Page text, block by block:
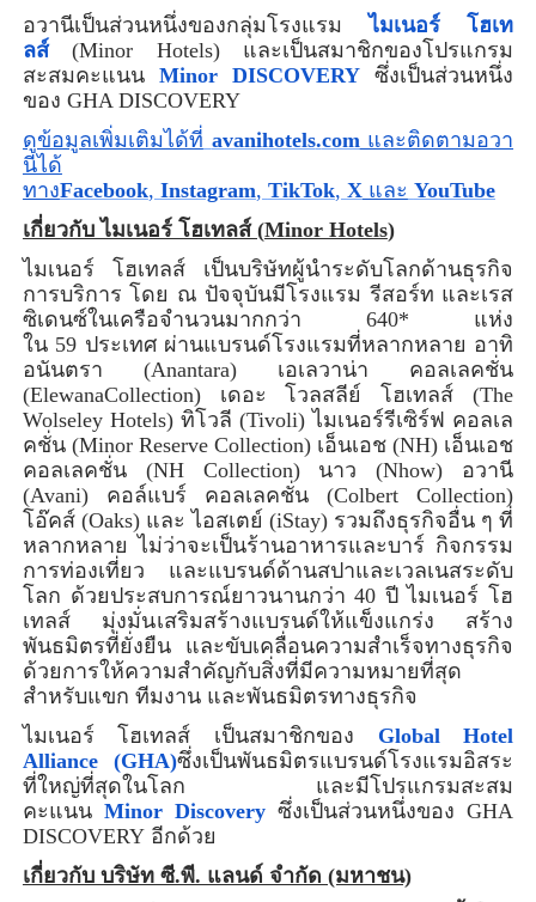
อวานีเป็นส่วนหนึ่งของกลุ่มโรงแรม
ไมเนอร์ โฮเท
ลส์(Minor Hotels) และเป็นสมาชิกของโปรแกรม
สะสมคะแนน
Minor DISCOVERY ซึ่งเป็นส่วนหนึ่ง
ของ GHA DISCOVERY
ดูข้อมูลเพิ่มเติมได้ที่ avanihotels.comและติดตามอวา
นีได้
ทางFacebook, Instagram, TikTok, Xและ YouTube
เกี่ยวกับ ไมเนอร์ โฮเทลส์ (Minor Hotels)
ไมเนอร์ โฮเทลส์ เป็นบริษัทผู้นำระดับโลกด้านธุรกิจ
การบริการ โดย ณ ปัจจุบันมีโรงแรม รีสอร์ท และเรส
ซิเดนซ์ในเครือจำนวนมากกว่า 640* แห่ง
ใน 59 ประเทศ ผ่านแบรนด์โรงแรมที่หลากหลาย อาทิ
อนันตรา (Anantara) เอเลวาน่า คอลเลคชั่น
(ElewanaCollection) เดอะ โวลสลีย์ โฮเทลส์ (The
Wolseley Hotels) ทิโวลี (Tivoli) ไมเนอร์รีเซิร์ฟ คอลเล
คชั่น (Minor Reserve Collection) เอ็นเอช (NH) เอ็นเอช
คอลเลคชั่น (NH Collection) นาว (Nhow) อวานี
(Avani) คอล์แบร์ คอลเลคชั่น (Colbert Collection)
โอ๊คส์ (Oaks) และ ไอสเตย์ (iStay) รวมถึงธุรกิจอื่น ๆ ที่
หลากหลาย ไม่ว่าจะเป็นร้านอาหารและบาร์ กิจกรรม
การท่องเที่ยว และแบรนด์ด้านสปาและเวลเนสระดับ
โลก ด้วยประสบการณ์ยาวนานกว่า40 ปี ไมเนอร์ โฮ
เทลส์ มุ่งมั่นเสริมสร้างแบรนด์ให้แข็งแกร่ง สร้าง
พันธมิตรที่ยั่งยืน และขับเคลื่อนความสำเร็จทางธุรกิจ
ด้วยการให้ความสำคัญกับสิ่งที่มีความหมายที่สุด
สำหรับแขก ทีมงาน และพันธมิตรทางธุรกิจ
ไมเนอร์ โฮเทลส์ เป็นสมาชิกของ Global Hotel
Alliance(GHA)ซึ่งเป็นพันธมิตรแบรนด์โรงแรมอิสระ
ที่ใหญ่ที่สุดในโลก และมีโปรแกรมสะสม
คะแนน Minor Discovery ซึ่งเป็นส่วนหนึ่งของGHA
DISCOVERY อีกด้วย
เกี่ยวกับ บริษัท ซี.พี. แลนด์ จำกัด (มหาชน)